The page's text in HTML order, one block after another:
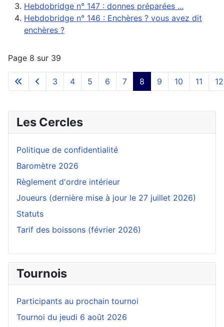
Hebdobridge n° 147 : donnes préparées ...
Hebdobridge n° 146 : Enchères ? vous avez dit
enchères ?
Page 8 sur 39
3 4 5 6 7 8 9 10 11 12
Les Cercles
Politique de confidentialité
Baromètre 2026
Règlement d'ordre intérieur
Joueurs (dernière mise à jour le 27 juillet 2026)
Statuts
Tarif des boissons (février 2026)
Tournois
Participants au prochain tournoi
Tournoi du jeudi 6 août 2026